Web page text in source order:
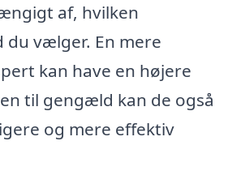
af, hvilken
du vælger. En mere
kan have en højere
til gengæld kan de også
og mere effektiv